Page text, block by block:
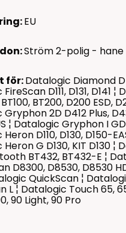
EU
Ström 2-polig - hane
för:Datalogic Diamond
D111, D131, D141 ¦
BT200, D200 ESD,
2D D412 Plus,
¦ Datalogic Gryphon I
D110, D130, D150-
G D130, KIT D130 ¦
BT432, BT432-E ¦
D8300, D8530, D8530
QuickScan ¦
L ¦ Datalogic Touch 65,
90 Light, 90 Pro